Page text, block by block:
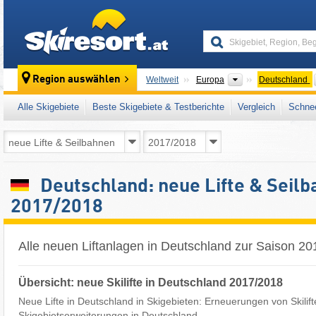
Region auswählen Weltweit Europa Kontinente
Deutschland
Alle Skigebiete Beste Skigebiete & Testberichte Vergleich
Deutschland: neue Lifte &
2017/2018
Alle neuen Liftanlagen in Deutschland zur Saison
Übersicht: neue Skilifte in Deutschland 2017/2018
Neue Lifte in Deutschland in Skigebieten: Erneuerungen von